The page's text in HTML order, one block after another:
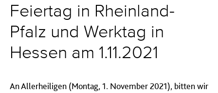
Feiertag in Rheinland-
Pfalz und Werktag in
Hessen am 1.11.2021
An Allerheiligen (Montag, 1. November 2021), bitten wir